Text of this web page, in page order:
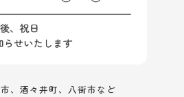
、酒々井町、八街市など